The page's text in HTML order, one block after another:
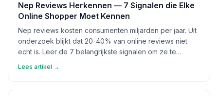
Nep Reviews Herkennen — 7 Signalen die Elke
Online Shopper Moet Kennen
Nep reviews kosten consumenten miljarden per jaar. Uit
onderzoek blijkt dat 20-40% van online reviews niet
echt is. Leer de 7 belangrijkste signalen om ze te
Lees artikel →